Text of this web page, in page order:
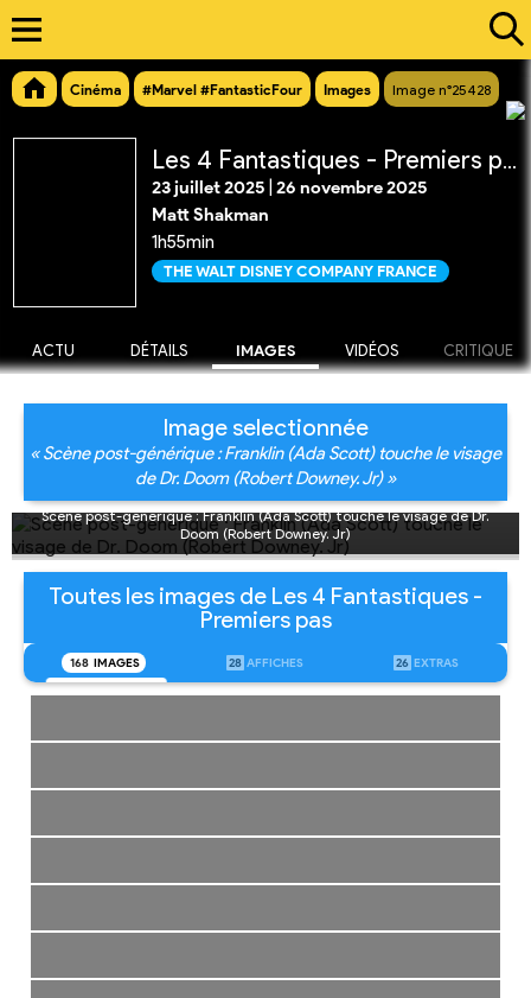
Cinéma #Marvel #FantasticFour Images Image n°25428
Les 4 Fantastiques - Premiers pas
23 juillet 2025 26 novembre 2025
Matt Shakman
1h55min
THE WALT DISNEY COMPANY FRANCE
ACTU DÉTAILS IMAGES VIDÉOS CRITIQUE
Image selectionnée
« Scène post-générique : Franklin (Ada Scott) touche le visage
de Dr. Doom (Robert Downey. Jr) »
Scène post-générique : Franklin (Ada Scott) touche le visage de Dr.
Doom (Robert Downey. Jr)
Toutes les images de Les 4 Fantastiques -
Premiers pas
168 IMAGES 28 AFFICHES 26 EXTRAS